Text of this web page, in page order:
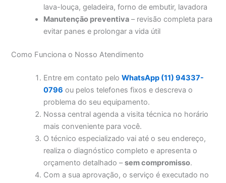
lava-louça, geladeira, forno de embutir, lavadora
Manutenção preventiva – revisão completa para
evitar panes e prolongar a vida útil
Como Funciona o Nosso Atendimento
Entre em contato peloWhatsApp (11) 94337-
0796 ou pelos telefones fixos e descreva o
problema do seu equipamento.
Nossa central agenda a visita técnica no horário
mais conveniente para você.
O técnico especializado vai até o seu endereço,
realiza o diagnóstico completo e apresenta o
orçamento detalhado –sem compromisso.
Com a sua aprovação, o serviço é executado no